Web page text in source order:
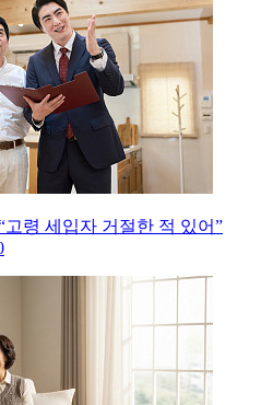
고령 세입자 거절한 적 있어”